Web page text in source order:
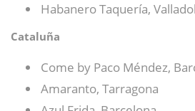
Habanero Taquería,
Cataluña
Come by Paco Méndez,
Amaranto, Tarragona